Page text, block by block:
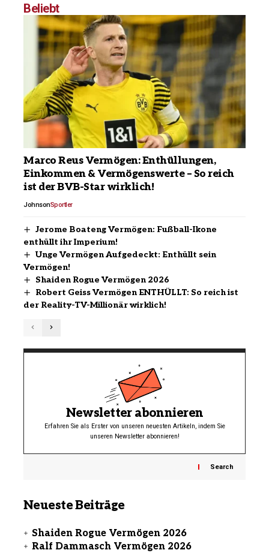
Beliebt
Marco Reus Vermögen: Enthüllungen,
Einkommen & Vermögenswerte – So reich
ist der BVB-Star wirklich!
JohnsonSportler
Jerome Boateng Vermögen: Fußball-Ikone
enthüllt ihr Imperium!
Unge Vermögen Aufgedeckt: Enthüllt sein
Vermögen!
Shaiden Rogue Vermögen 2026
Robert Geiss Vermögen ENTHÜLLT: So reich ist
der Reality-TV-Millionär wirklich!
Newsletter abonnieren
Erfahren Sie als Erster von unseren neuesten Artikeln, indem Sie
unseren Newsletter abonnieren!
Search
Neueste Beiträge
Shaiden Rogue Vermögen 2026
Ralf Dammasch Vermögen 2026